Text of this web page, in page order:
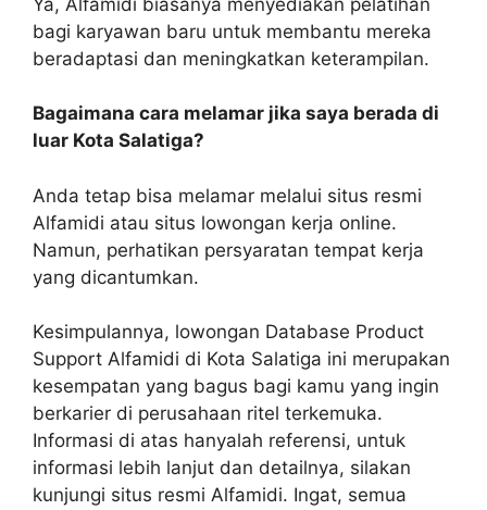
bagi karyawan baru untuk membantu mereka
beradaptasi dan meningkatkan keterampilan.
Bagaimana cara melamar jika saya berada di
luar Kota Salatiga?
Anda tetap bisa melamar melalui situs resmi
Alfamidi atau situs lowongan kerja online.
Namun, perhatikan persyaratan tempat kerja
yang dicantumkan.
Kesimpulannya, lowongan Database Product
Support Alfamidi di Kota Salatiga ini merupakan
kesempatan yang bagus bagi kamu yang ingin
berkarier di perusahaan ritel terkemuka.
Informasi di atas hanyalah referensi, untuk
informasi lebih lanjut dan detailnya, silakan
kunjungi situs resmi Alfamidi. Ingat, semua